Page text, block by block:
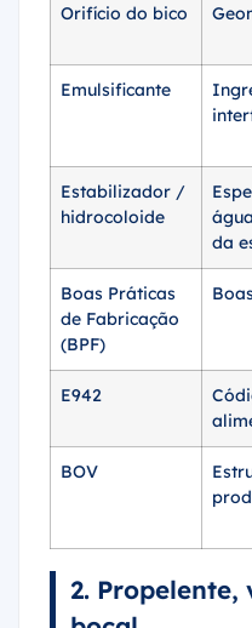
Orifício do bico
Emulsificante
Estabilizador /
hidrocoloide
da
Boas Práticas
de Fabricação
(BPF)
E942
BOV
2.